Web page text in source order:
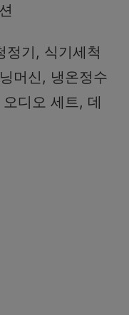
정기, 식기세척
머신, 냉온정수
디오 세트, 데